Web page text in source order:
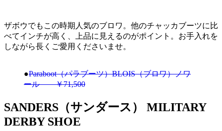
ザボウでもこの時期人気のブロワ。他のチャッカブーツに比
べてインチが高く、上品に見えるのがポイント。お手入れを
しながら長くご愛用くださいませ。
●Paraboot（パラブーツ）BLOIS（ブロワ）ノワ
ール ￥71,500
SANDERS（サンダース） MILITARY
DERBY SHOE